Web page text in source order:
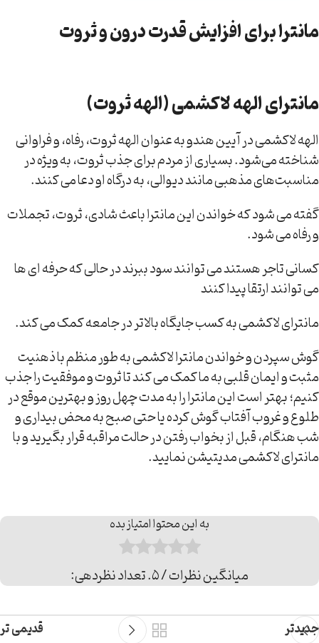
مانترا برای افزایش قدرت درون و ثروت
مانترای الهه لاکشمی (الهه ثروت)
الهه لاکشمی در آیین هندو به عنوان الهه ثروت، رفاه، و فراوانی
شناخته می‌شود. بسیاری از مردم برای جذب ثروت، به ویژه در
مناسبت‌های مذهبی مانند دیوالی، به درگاه او دعا می کنند.
گفته می شود که خواندن این مانترا باعث شادی، ثروت، تجملات
و رفاه می شود.
کسانی تاجر هستند می توانند سود ببرند در حالی که حرفه ای ها
می توانند ارتقا پیدا کنند
مانترای لاکشمی به کسب جایگاه بالاتر در جامعه کمک می کند.
گوش سپردن و خواندن مانترا لاکشمی به طور منظم با ذهنیت
مثبت و ایمان قلبی به ما کمک می کند تا ثروت و موفقیت را جذب
کنیم؛ بهتر است این مانترا را به مدت چهل روز و بهترین موقع در
طلوع و غروب آفتاب گوش کرده یا حتی صبح به محض بیداری و
شب هنگام، قبل از بخواب رفتن در حالت مراقبه قرار بگیرید و با
مانترای لاکشمی مدیتیشن نمایید.
به این محتوا امتیاز بده
میانگین نظرات/ 5. تعداد نظردهی:
جدیدتر قدیمی تر